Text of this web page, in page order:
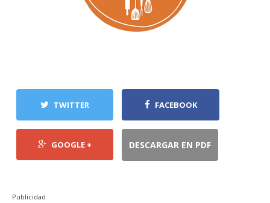
TWITTER FACEBOOK
GOOGLE + DESCARGAR EN PDF
Publicidad